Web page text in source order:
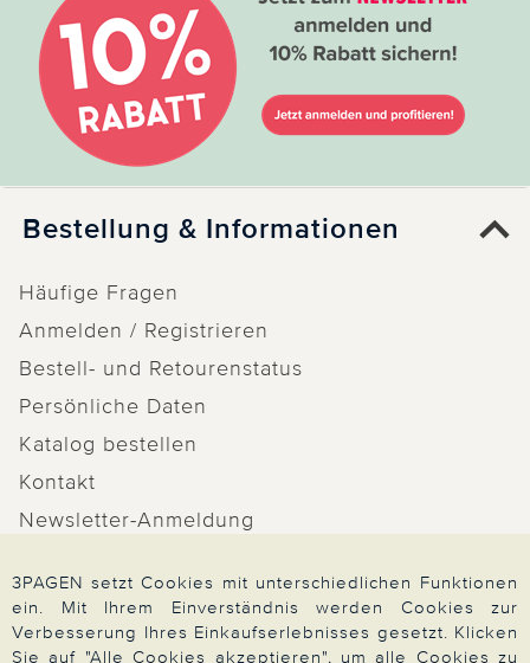
Bestellung & Informationen
Häufige Fragen
Anmelden / Registrieren
Bestell- und Retourenstatus
Persönliche Daten
Katalog bestellen
Kontakt
Newsletter-Anmeldung
3PAGEN setzt Cookies mit unterschiedlichen Funktionen
ein. Mit Ihrem Einverständnis werden Cookies zur
Verbesserung Ihres Einkaufserlebnisses gesetzt. Klicken
Sie auf "Alle Cookies akzeptieren", um alle Cookies zu